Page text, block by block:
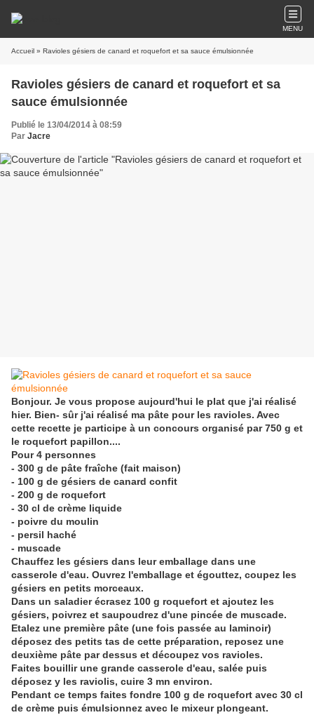
MENU
Accueil » Ravioles gésiers de canard et roquefort et sa sauce émulsionnée
Ravioles gésiers de canard et roquefort et sa
sauce émulsionnée
Publié le 13/04/2014 à 08:59
Par Jacre
Bonjour. Je vous propose aujourd'hui le plat que j'ai réalisé
hier. Bien- sûr j'ai réalisé ma pâte pour les ravioles. Avec
cette recette je participe à un concours organisé par 750 g et
le roquefort papillon....
Pour 4 personnes
- 300 g de pâte fraîche (fait maison)
- 100 g de gésiers de canard confit
- 200 g de roquefort
- 30 cl de crème liquide
- poivre du moulin
- persil haché
- muscade
Chauffez les gésiers dans leur emballage dans une
casserole d'eau. Ouvrez l'emballage et égouttez, coupez les
gésiers en petits morceaux.
Dans un saladier écrasez 100 g roquefort et ajoutez les
gésiers, poivrez et saupoudrez d'une pincée de muscade.
Etalez une première pâte (une fois passée au laminoir)
déposez des petits tas de cette préparation, reposez une
deuxième pâte par dessus et découpez vos ravioles.
Faites bouillir une grande casserole d'eau, salée puis
déposez y les raviolis, cuire 3 mn environ.
Pendant ce temps faites fondre 100 g de roquefort avec 30 cl
de crème puis émulsionnez avec le mixeur plongeant.